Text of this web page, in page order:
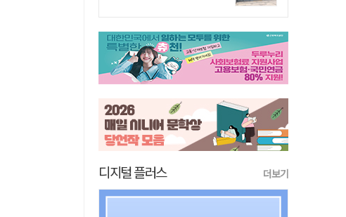
디지털 플러스 더보기